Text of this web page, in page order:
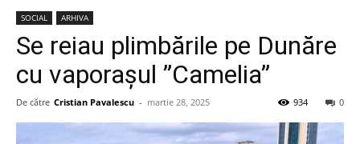
SOCIAL ARHIVA
Se reiau plimbările pe Dunăre
cu vaporașul ”Camelia”
De către Cristian Pavalescu - martie 28, 2025 0
934